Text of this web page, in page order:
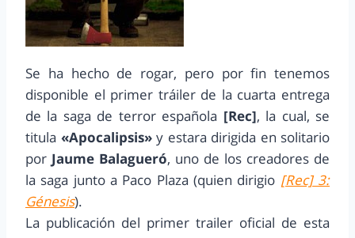
Se ha hecho de rogar, pero por fin tenemos
disponible el primer tráiler de la cuarta entrega
de la saga de terror española [Rec], la cual, se
titula «Apocalipsis»y estara dirigida en solitario
por Jaume Balagueró, uno de los creadores de
la saga junto a Paco Plaza (quien dirigio [Rec] 3:
Génesis).
La publicación del primer trailer oficial de esta